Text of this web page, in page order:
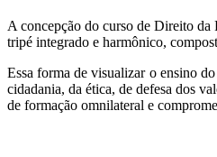
A concepção do curso de Direito
tripé integrado e harmônico,
Essa forma de visualizar o ensino
cidadania, da ética, de defesa dos
de formação omnilateral e